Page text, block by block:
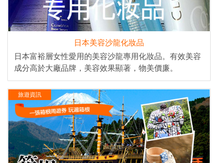
日本美容沙龍化妝品
日本富裕層女性愛用的美容沙龍專用化妝品。有效美容
成分高於大廠品牌，美容效果顯著，物美價廉。
旅遊資訊